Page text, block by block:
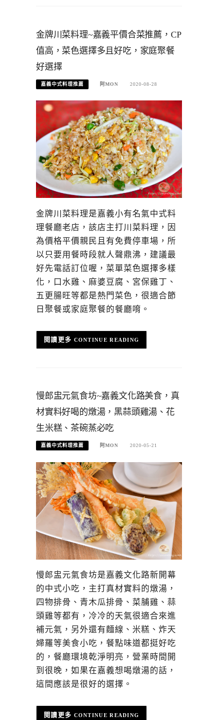
金牌川菜料理~嘉義平價合菜推薦，CP
值高，菜色選擇多且好吃，家庭聚餐
好選擇
嘉義中式料理推薦 阿MON 2020-08-28
金牌川菜料理是嘉義小有名氣中式料
理餐廳老店，該店主打川菜料理，因
為價格平價親民且有免費停車場，所
以只要用餐時段就人聲鼎沸，建議最
好先電話訂位喔，菜單菜色選擇多樣
化，口水雞、麻婆豆腐、宮保雞丁、
五更腸旺等都是熱門菜色，很適合節
日聚餐或家庭聚餐的餐廳唷。
CONTINUE READING
慢郎盅元氣食坊~嘉義文化路美食，真
材實料好喝的燉湯，黑蒜頭雞湯、花
生米糕、茶碗蒸必吃
嘉義中式料理推薦 阿MON 2020-05-21
慢郎盅元氣食坊是嘉義文化路新開幕
的中式小吃，主打真材實料的燉湯，
四物排骨、青木瓜排骨、菜脯雞、蒜
頭雞等都有，冷冷的天氣很適合來進
補元氣，另外還有麵線、米糕、炸天
婦羅等美食小吃，餐點味道都挺好吃
的，餐廳環境乾淨明亮，營業時間開
到很晚，如果在嘉義想喝燉湯的話，
這間應該是很好的選擇。
CONTINUE READING